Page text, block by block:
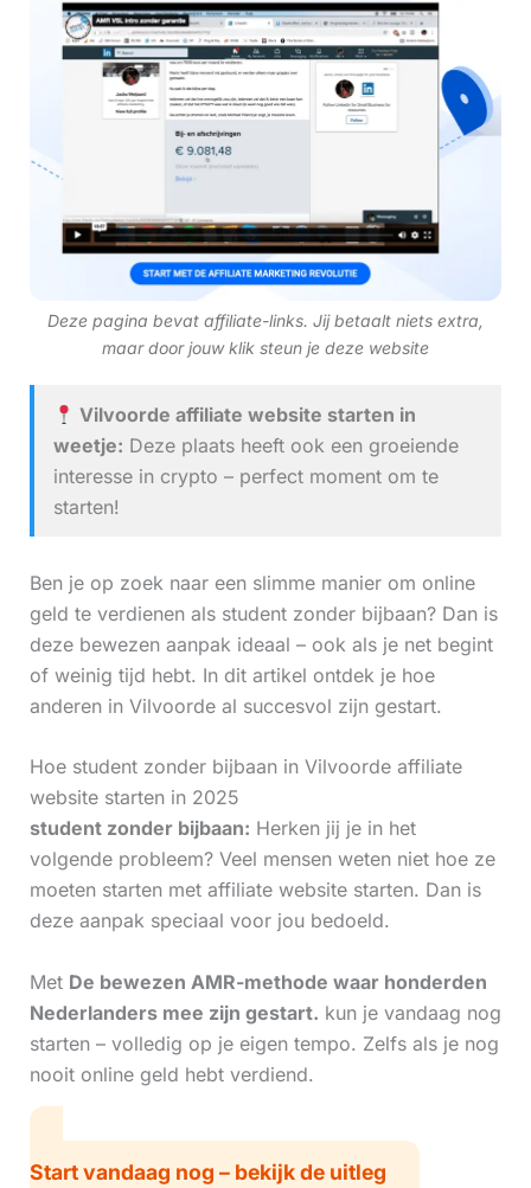
Deze pagina bevat affiliate-links. Jij betaalt niets extra,
maar door jouw klik steun je deze website
Vilvoorde affiliate website starten in
weetje: Deze plaats heeft ook een groeiende
interesse in crypto – perfect moment om te
starten!
Ben je op zoek naar een slimme manier om online
geld te verdienen als student zonder bijbaan? Dan is
deze bewezen aanpak ideaal – ook als je net begint
of weinig tijd hebt. In dit artikel ontdek je hoe
anderen in Vilvoorde al succesvol zijn gestart.
Hoe student zonder bijbaan in Vilvoorde affiliate
website starten in 2025
student zonder bijbaan: Herken jij je in het
volgende probleem? Veel mensen weten niet hoe ze
moeten starten met affiliate website starten. Dan is
deze aanpak speciaal voor jou bedoeld.
Met De bewezen AMR-methode waar honderden
Nederlanders mee zijn gestart. kun je vandaag nog
starten – volledig op je eigen tempo. Zelfs als je nog
nooit online geld hebt verdiend.
Start vandaag nog – bekijk de uitleg